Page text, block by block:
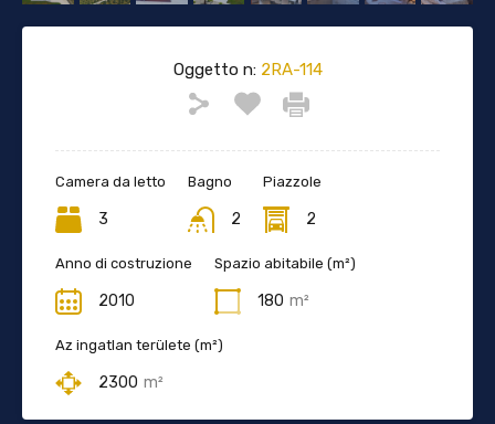
Oggetto n:2RA-114
Camera da letto
3
Bagno
2
Piazzole
2
Anno di costruzione
2010
Spazio abitabile (m²)
180 m²
Az ingatlan területe (m²)
2300 m²